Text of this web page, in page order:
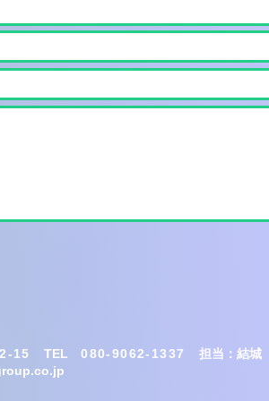
15​TEL080-9062-1337 担当：結城